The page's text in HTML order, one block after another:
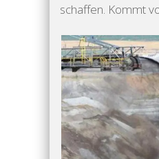
schaffen. Kommt